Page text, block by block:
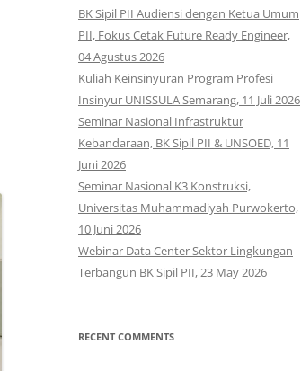
BK Sipil PII Audiensi dengan Ketua Umum
PII, Fokus Cetak Future Ready Engineer,
04 Agustus 2026
Kuliah Keinsinyuran Program Profesi
Insinyur UNISSULA Semarang, 11 Juli 2026
Seminar Nasional Infrastruktur
Kebandaraan, BK Sipil PII & UNSOED, 11
Juni 2026
Seminar Nasional K3 Konstruksi,
Universitas Muhammadiyah Purwokerto,
10 Juni 2026
Webinar Data Center Sektor Lingkungan
Terbangun BK Sipil PII, 23 May 2026
RECENT COMMENTS